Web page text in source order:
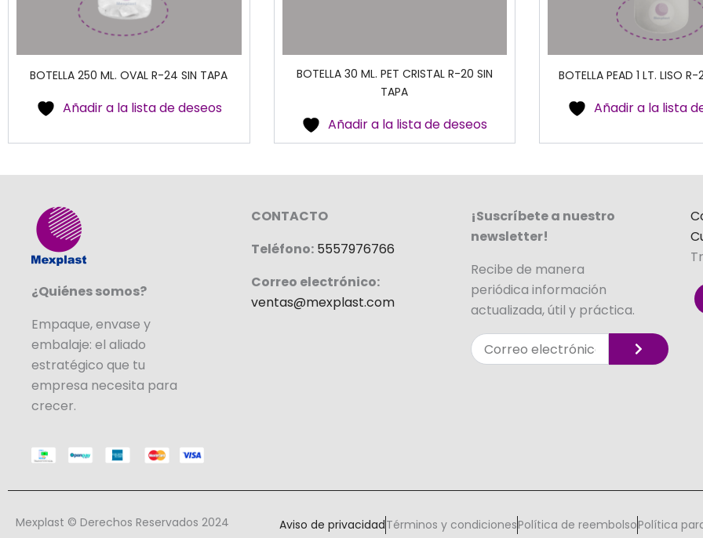
BOTELLA 250 ML. OVAL R-24 SIN TAPA
Añadir a la lista de deseos
BOTELLA 30 ML. PET CRISTAL R-20 SIN
TAPA
Añadir a la lista de deseos
BOTELLA PEAD 1 LT. LISO
Añadir a la lista
¿Quiénes somos?
Empaque, envase y
embalaje: el aliado
estratégico que tu
empresa necesita para
crecer.
CONTACTO
Teléfono: 5557976766
Correo electrónico:
ventas@mexplast.com
¡Suscríbete a nuestro
newsletter!
Recibe de manera
periódica información
actualizada, útil y práctica.
Correo
electrónico
Enviar
Mexplast © Derechos Reservados 2024 Aviso de privacidadTérminos y condicionesPolítica de reembolsoPolítica